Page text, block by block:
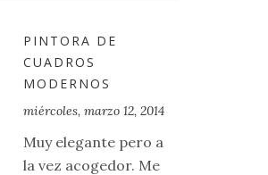
PINTORA DE
CUADROS
MODERNOS
miércoles, marzo 12, 2014
Muy elegante pero a
la vez acogedor. Me